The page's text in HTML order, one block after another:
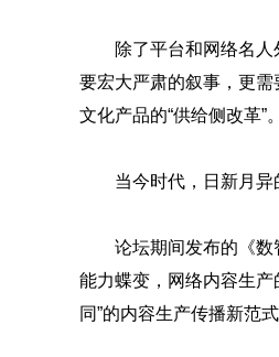
除了平台和网络名
要宏大严肃的叙事，更
文化产品的“供给侧改革”。
当今时代，日新月异
论坛期间发布的《
能力蝶变，网络内容生产
同”的内容生产传播新范